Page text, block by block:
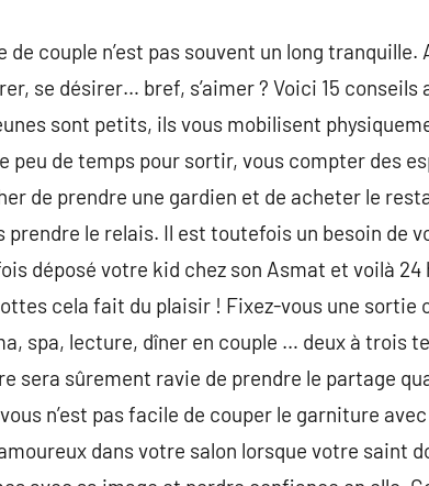
de couple n’est pas souvent un long
se désirer… bref, s’aimer ? Voici 15 conseils
sont petits, ils vous mobilisent
peu de temps pour sortir, vous compter des
de prendre une gardien et de acheter le
le relais. Il est toutefois un besoin de
déposé votre kid chez son Asmat et voilà
cela fait du plaisir ! Fixez-vous une sortie
spa, lecture, dîner en couple … deux à trois
sera sûrement ravie de prendre le partage
n’est pas facile de couper le garniture
dans votre salon lorsque votre saint